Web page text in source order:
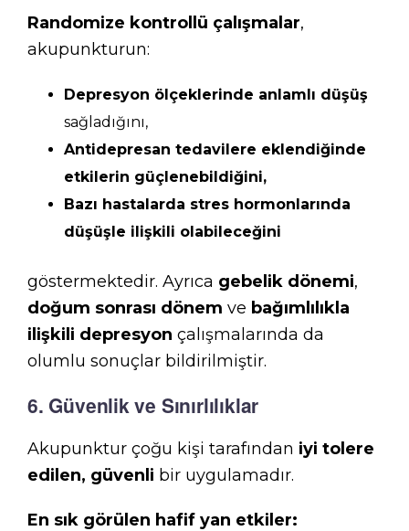
Randomize kontrollü çalışmalar,
akupunkturun:
Depresyon ölçeklerinde anlamlı düşüş
sağladığını,
Antidepresan tedavilere eklendiğinde
etkilerin güçlenebildiğini,
Bazı hastalarda stres hormonlarında
düşüşle ilişkili olabileceğini
göstermektedir. Ayrıca gebelik dönemi,
doğum sonrası dönem ve bağımlılıkla
ilişkili depresyon çalışmalarında da
olumlu sonuçlar bildirilmiştir.
6. Güvenlik ve Sınırlılıklar
Akupunktur çoğu kişi tarafından iyi tolere
edilen, güvenli bir uygulamadır.
En sık görülen hafif yan etkiler: